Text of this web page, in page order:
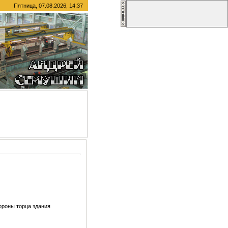
Пятница, 07.08.2026, 14:37
торца здания